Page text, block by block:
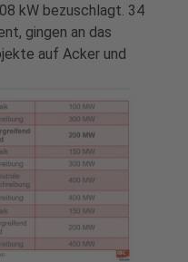
kW bezuschlagt. 34
gingen an das
auf Acker und